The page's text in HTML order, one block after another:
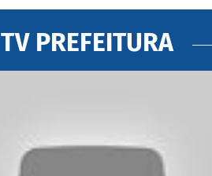
TV PREFEITURA